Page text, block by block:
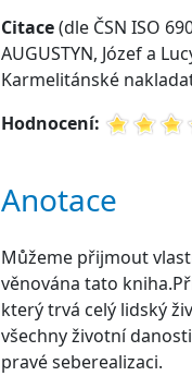
Citace(dle ČSN ISO
AUGUSTYN, Józef a
Karmelitánské
Hodnocení:
Anotace
Můžeme přijmout
věnována tato
který trvá celý lidský
všechny životní
pravé seberealizaci.